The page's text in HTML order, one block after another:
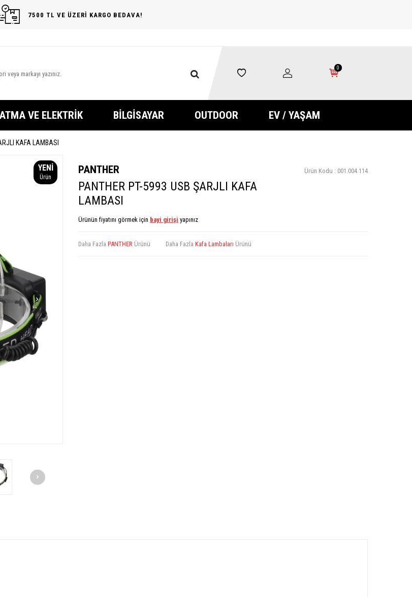
7500 TL VE ÜZERİ KARGO BEDAVA!
0
VE ELEKTRIK BILGISAYAR OUTDOOR EV / YAŞAM
KAFA LAMBASI
YENI
Ürün
PANTHER Ürün Kodu : 001.004.114
PANTHER PT-5993 USB ŞARJLI KAFA
LAMBASI
Ürünün fiyatını görmek için bayi girişi yapınız
Daha Fazla PANTHER Ürünü Daha Fazla Kafa Lambaları Ürünü